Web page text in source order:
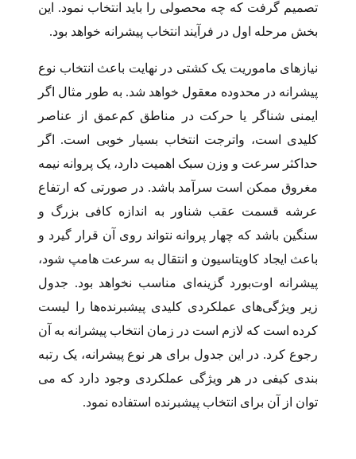
تصمیم گرفت که چه محصولی را باید انتخاب نمود. این
بخش مرحله اول در فرآیند انتخاب پیشرانه خواهد بود.
نیازهای ماموریت یک کشتی در نهایت باعث انتخاب نوع
پیشرانه در محدوده معقول خواهد شد. به طور مثال اگر
ایمنی شناگر یا حرکت در مناطق کم­‌عمق از عناصر
کلیدی است، واترجت انتخاب بسیار خوبی است. اگر
حداکثر سرعت و وزن سبک اهمیت دارد، یک پروانه نیمه­‌
مغروق ممکن است سرآمد باشد. در صورتی که ارتفاع
عرشه قسمت عقب شناور به اندازه کافی بزرگ و
سنگین باشد که چهار پروانه نتواند روی آن قرار گیرد و
باعث ایجاد کاویتاسیون و انتقال به سرعت هامپ شود،
پیشرانه اوت­‌بورد گزینه‌­ای مناسب نخواهد بود. جدول
زیر ویژگی‌­­های عملکردی کلیدی پیش­برنده‌­ها را لیست
کرده‌ است که لازم است در زمان انتخاب پیشرانه به آن
رجوع کرد. در این جدول برای هر نوع پیشرانه، یک رتبه­‌
بندی کیفی در هر ویژگی عملکردی وجود دارد که می­‌
توان از آن برای انتخاب پیش­برنده استفاده نمود.